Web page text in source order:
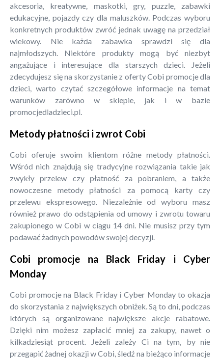
akcesoria, kreatywne, maskotki, gry, puzzle, zabawki
edukacyjne, pojazdy czy dla maluszków. Podczas wyboru
konkretnych produktów zwróć jednak uwagę na przedział
wiekowy. Nie każda zabawka sprawdzi się dla
najmłodszych. Niektóre produkty mogą być niezbyt
angażujące i interesujące dla starszych dzieci. Jeżeli
zdecydujesz się na skorzystanie z oferty Cobi promocje dla
dzieci, warto czytać szczegółowe informacje na temat
warunków zarówno w sklepie, jak i w bazie
promocjedladzieci.pl.
Metody płatności i zwrot Cobi
Cobi oferuje swoim klientom różne metody płatności.
Wśród nich znajdują się tradycyjne rozwiązania takie jak
zwykły przelew czy płatność za pobraniem, a także
nowoczesne metody płatności za pomocą karty czy
przelewu ekspresowego. Niezależnie od wyboru masz
również prawo do odstąpienia od umowy i zwrotu towaru
zakupionego w Cobi w ciągu 14 dni. Nie musisz przy tym
podawać żadnych powodów swojej decyzji.
Cobi promocje na Black Friday i Cyber
Monday
Cobi promocje na Black Friday i Cyber Monday to okazja
do skorzystania z największych obniżek. Są to dni, podczas
których są organizowane największe akcje rabatowe.
Dzięki nim możesz zapłacić mniej za zakupy, nawet o
kilkadziesiąt procent. Jeżeli zależy Ci na tym, by nie
przegapić żadnej okazji w Cobi, śledź na bieżąco informacje